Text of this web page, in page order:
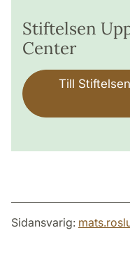
Stiftelsen
Center
Till
Sidansvarig: